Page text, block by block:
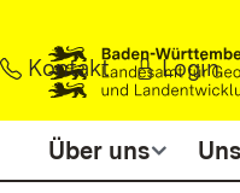
Kontakt Login
Über uns